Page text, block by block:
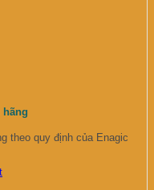
hãng
theo quy định của Enagic